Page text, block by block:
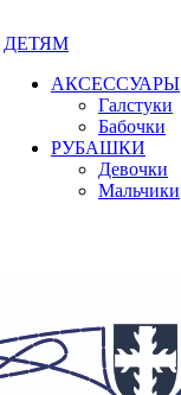
ДЕТЯМ
АКСЕССУАРЫ
Галстуки
Бабочки
РУБАШКИ
Девочки
Мальчики